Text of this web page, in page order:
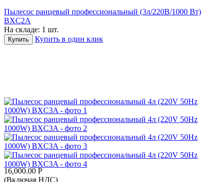
Пылесос ранцевый профессиональный (3л/220В/1000 Вт)
BXC2A
На складе: 1 шт.
Купить Купить в один клик
16,000.00 Р
(Включая НДС)